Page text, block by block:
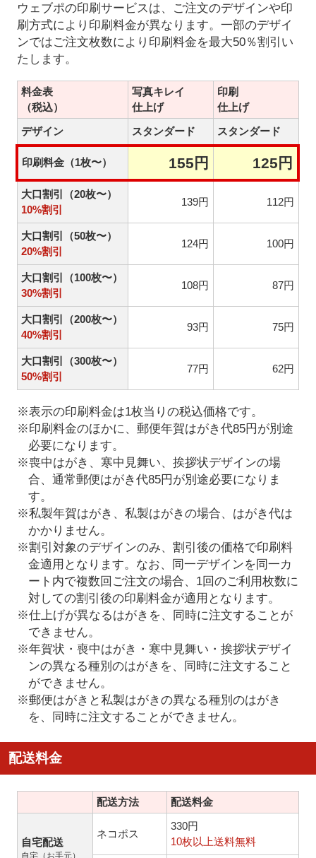
ウェブポの印刷サービスは、ご注文のデザインや印
刷方式により印刷料金が異なります。一部のデザイ
ンではご注文枚数により印刷料金を最大50％割引い
たします。
料金表
（税込）
写真キレイ
仕上げ
印刷
仕上げ
デザイン
スタンダード スタンダード
印刷料金（1枚〜） 155円 125円
大口割引（20枚〜）
10%割引
139円 112円
大口割引（50枚〜）
20%割引
124円 100円
大口割引（100枚〜）
30%割引
108円 87円
大口割引（200枚〜）
40%割引
93円 75円
大口割引（300枚〜）
50%割引
77円 62円
※表示の印刷料金は1枚当りの税込価格です。
※印刷料金のほかに、郵便年賀はがき代85円が別途
必要になります。
※喪中はがき、寒中見舞い、挨拶状デザインの場
合、通常郵便はがき代85円が別途必要になりま
す。
※私製年賀はがき、私製はがきの場合、はがき代は
かかりません。
※割引対象のデザインのみ、割引後の価格で印刷料
金適用となります。なお、同一デザインを同一カ
ート内で複数回ご注文の場合、1回のご利用枚数に
対しての割引後の印刷料金が適用となります。
※仕上げが異なるはがきを、同時に注文することが
できません。
※年賀状・喪中はがき・寒中見舞い・挨拶状デザイ
ンの異なる種別のはがきを、同時に注文すること
ができません。
※郵便はがきと私製はがきの異なる種別のはがき
を、同時に注文することができません。
配送料金
配送方法 配送料金
自宅配送
自宅（お手元）
ネコポス
330円
10枚以上送料無料